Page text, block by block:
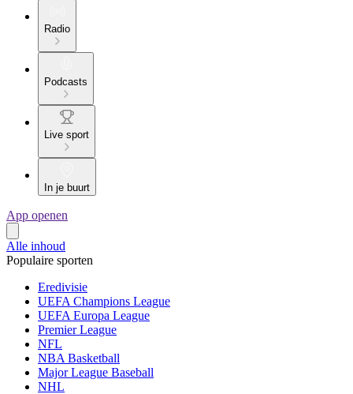
Radio
Podcasts
Live sport
In je buurt
App openen
Alle inhoud
Populaire sporten
Eredivisie
UEFA Champions League
UEFA Europa League
Premier League
NFL
NBA Basketball
Major League Baseball
NHL